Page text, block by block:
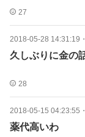
27
2018-05-28 14:31:19 ・
久しぶりに金の
28
2018-05-15 04:23:55 ・
薬代高いわ